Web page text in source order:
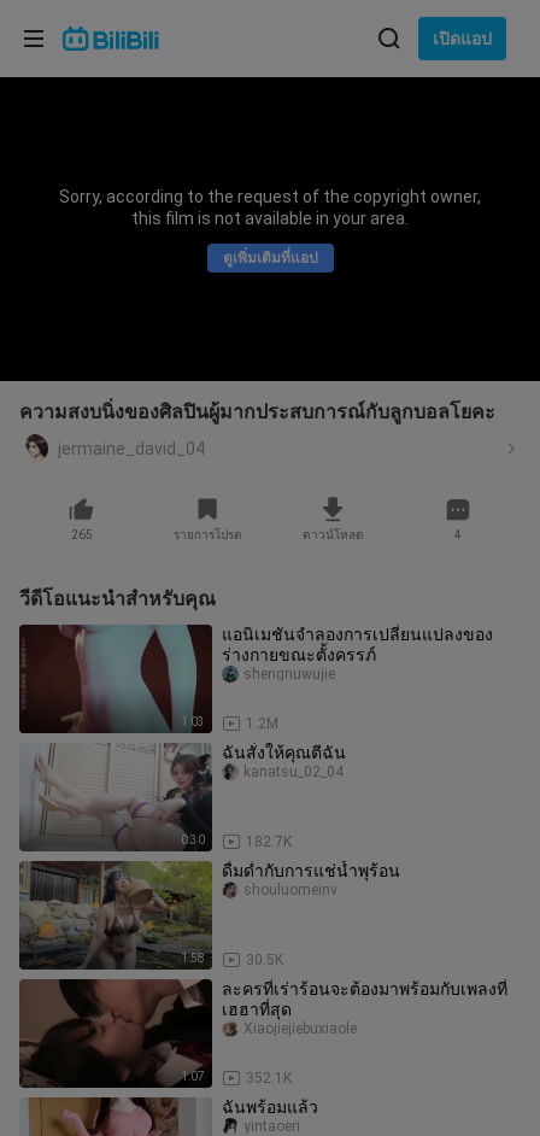
เปิดแอป
Sorry, according to the request of the copyright owner,
this film is not available in your area.
ดูเพิ่มเติมที่แอป
ความสงบนิ่งของศิลปินผู้มากประสบการณ์กับลูกบอลโยคะ
jermaine_david_04
265 รายการโปรด ดาวน์โหลด 4
วีดีโอแนะนำสำหรับคุณ
1:03
แอนิเมชันจำลองการเปลี่ยนแปลงของ
ร่างกายขณะตั้งครรภ์
1.2M
shengnuwujie
0:30
ฉันสั่งให้คุณตีฉัน
182.7K
kanatsu_02_04
1:58
ดื่มด่ำกับการแช่น้ำพุร้อน
30.5K
shouluomeinv
1:07
ละครที่เร่าร้อนจะต้องมาพร้อมกับเพลงที่
เฮฮาที่สุด
352.1K
Xiaojiejiebuxiaole
ฉันพร้อมแล้ว
yintaoeri
เลือกภาษา